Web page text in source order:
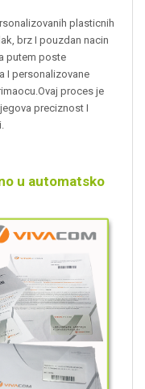
plasticnih
brz I pouzdan nacin
putem poste
I personalizovane
proces je
preciznost I
u automatsko